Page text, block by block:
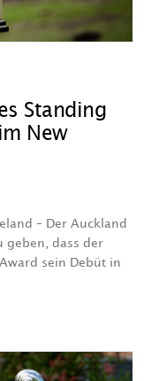
Standing
New
– Der Auckland
geben, dass der
sein Debüt in